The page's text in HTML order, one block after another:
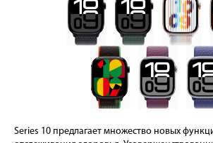
Series 10 предлагает множество новых